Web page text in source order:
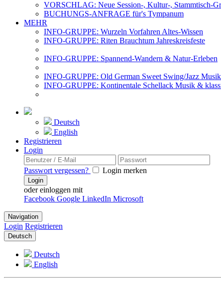
VORSCHLAG: Neue Session-, Kultur-, Stammtisch-
BUCHUNGS-ANFRAGE für's Tympanum
MEHR
INFO-GRUPPE: Wurzeln Vorfahren Altes-Wissen
INFO-GRUPPE: Riten Brauchtum Jahreskreisfeste
INFO-GRUPPE: Spannend-Wandern & Natur-Erleben
INFO-GRUPPE: Old German Sweet Swing/Jazz
INFO-GRUPPE: Kontinentale Schellack Musik &
Deutsch
English
Registrieren
Login
Passwort vergessen? Login merken
Login
oder einloggen mit
Facebook Google LinkedIn Microsoft
Navigation
Login Registrieren
Deutsch
Deutsch
English